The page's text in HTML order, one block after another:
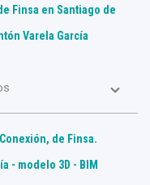
Finsa en Santiago de
Varela García
de Finsa.
- modelo 3D - BIM